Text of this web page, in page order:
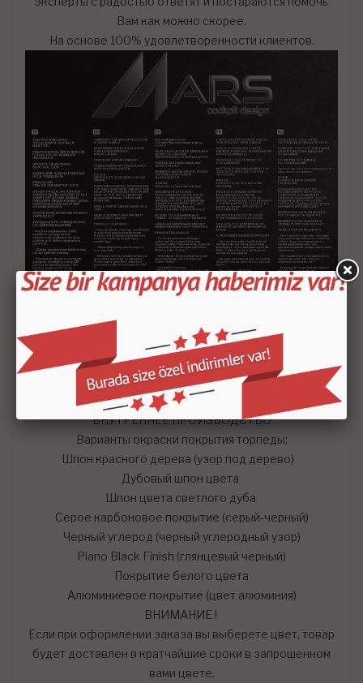
Вам как можно скорее.
На основе 100% удовлетворенности клиентов.
Удобный ВОЗВРАТ и ОБМЕН
ВНУТРЕННЕЕ ПРОИЗВОДСТВО
Варианты окраски покрытия торпеды;
Шпон красного дерева (узор под дерево)
Дубовый шпон цвета
Шпон цвета светлого дуба
Серое карбоновое покрытие (серый-черный)
Черный углерод (черный углеродный узор)
Piano Black Finish (глянцевый черный)
Покрытие белого цвета
Алюминиевое покрытие (цвет алюминия)
ВНИМАНИЕ !
Если при оформлении заказа вы выберете цвет, товар
будет доставлен в кратчайшие сроки в запрошенном
вами цвете.